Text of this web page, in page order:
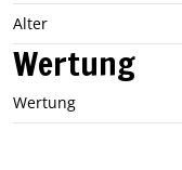
Alter
Wertung
Wertung